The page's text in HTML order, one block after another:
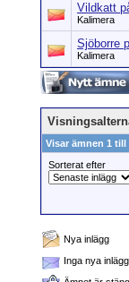
Vildkatt
Kalimera
Sjöborre
Kalimera
Visar ämnen 1 till
Sorterat efter
Nya inlägg
Inga nya inlägg